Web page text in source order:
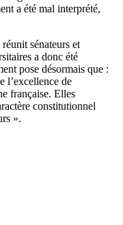
a été mal interprété,
sénateurs et
a donc été
pose désormais que :
l’excellence de
française. Elles
constitutionnel
».